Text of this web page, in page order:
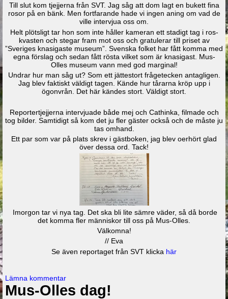
Till slut kom tjejjerna från SVT. Jag såg att dom lagt en bukett fina
rosor på en bänk. Men fortfarande hade vi ingen aning om vad de
ville intervjua oss om.
Helt plötsligt tar hon som inte håller kameran ett stadigt tag i ros-
kvasten och stegar fram mot oss och gratulerar till priset av
”Sveriges knasigaste museum”. Svenska folket har fått komma med
egna förslag och sedan fått rösta vilket som är knasigast. Mus-
Olles museum vann med god marginal!
Undrar hur man såg ut? Som ett jättestort frågetecken antagligen.
Jag blev faktiskt väldigt tagen. Kände hur tårarna kröp upp i
ögonvrån. Det här kändes stort. Väldigt stort.
Reportertjejjerna intervjuade både mej och Cathinka, filmade och
tog bilder. Samtidigt så kom det ju fler gäster också och de måste ju
tas omhand.
Ett par som var på plats skrev i gästboken, jag blev oerhört glad
över dessa ord. Tack!
Imorgon tar vi nya tag. Det ska bli lite sämre väder, så då borde
det komma fler människor till oss på Mus-Olles.
Välkomna!
// Eva
Se även reportaget från SVT klicka här
Lämna kommentar
Mus-Olles dag!